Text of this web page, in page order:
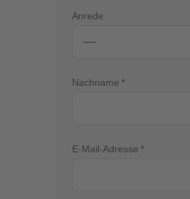
Anrede
Nachname
E-Mail-Adresse